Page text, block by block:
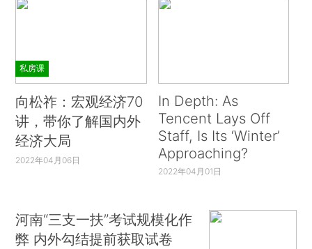
私房课
向松祚：宏观经济70
讲，带你了解国内外
经济大局
2022年04月06日
In Depth: As
Tencent Lays Off
Staff, Is Its ‘Winter’
Approaching?
2022年04月01日
河南“三支一扶”考试规模化作
弊 内外勾结提前获取试卷